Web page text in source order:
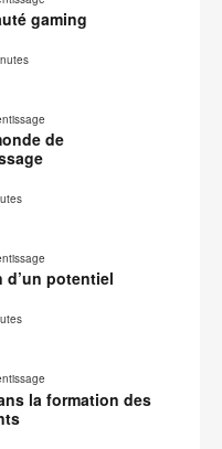
gaming
de
d’un potentiel
la formation des